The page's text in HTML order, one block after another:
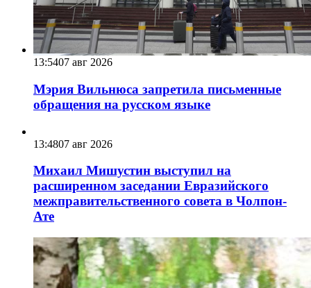
13:5407 авг 2026
Мэрия Вильнюса запретила письменные
обращения на русском языке
13:4807 авг 2026
Михаил Мишустин выступил на
расширенном заседании Евразийского
межправительственного совета в Чолпон-
Ате